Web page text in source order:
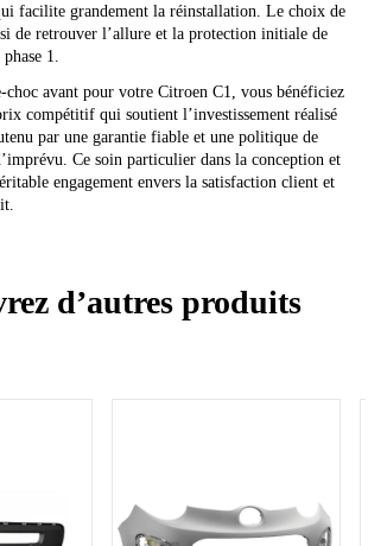
facilite grandement la réinstallation. Le choix de
de retrouver l’allure et la protection initiale de
1.
choc avant pour votre Citroen C1, vous bénéficiez
compétitif qui soutient l’investissement réalisé
par une garantie fiable et une politique de
Ce soin particulier dans la conception et
engagement envers la satisfaction client et
d’autres produits